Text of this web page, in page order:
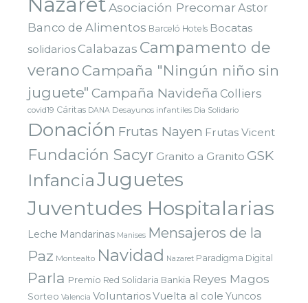
Asociación PrecomarAstor
Banco de Alimentos Barceló Hotels Bocatas
solidarios Calabazas Campamento de
verano Campaña "Ningún niño sin
juguete" Campaña Navideña Colliers
covid19 Cáritas DANA Desayunos infantiles Dia Solidario
Donación Frutas Nayen Frutas Vicent
Fundación Sacyr Granito a Granito GSK
InfanciaJuguetes
Juventudes Hospitalarias
Leche Mandarinas Manises Mensajeros de la
Paz Montealto Navidad Nazaret Paradigma Digital
Parla Premio Red Solidaria Bankia Reyes Magos
Sorteo Valencia VoluntariosVuelta al cole Yuncos